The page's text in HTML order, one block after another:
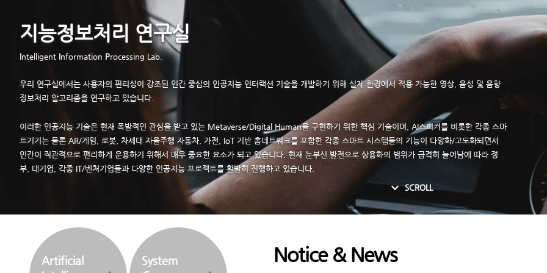
지능정보처리 연구실
Intelligent Information Processing Lab.
우리 연구실에서는 사용자의 편리성이 강조된 인간 중심의 인공지능 인터랙션 기술을 개발하기 위해 실제 환경에서 적용 가능한 영상, 음성 및 음향
정보처리 알고리즘을 연구하고 있습니다.
이러한 인공지능 기술은 현재 폭발적인 관심을 받고 있는 Metaverse/Digital Human을 구현하기 위한 핵심 기술이며, AI스피커를 비롯한 각종 스마
트기기는 물론 AR/게임, 로봇, 차세대 자율주행 자동차, 가전, IoT 기반 홈네트워크를 포함한 각종 스마트 시스템들의 기능이 다양화/고도화되면서
인간이 직관적으로 편리하게 운용하기 위해서 매우 중요한 요소가 되고 있습니다. 현재 눈부신 발전으로 상용화의 범위가 급격히 늘어남에 따라 정
부, 대기업, 각종 IT/벤처기업들과 다양한 인공지능 프로젝트를 활발히 진행하고 있습니다.
expand_more SCROLL
Notice & News
Artificial
System